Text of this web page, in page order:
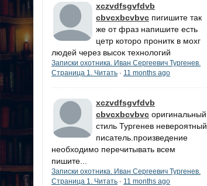
xczvdfsgvfdvb
cbvcxbcvbvc пигишите так
же от фраз напишите есть
цетр которо пронитк в мохг
людей через высок технологий
Записки охотника. Иван Сергеевич Тургенев.
Страница 1. Читать · 11 months ago
xczvdfsgvfdvb
cbvcxbcvbvc оригинальный
стиль Тургенев невероятный
писатель.произведение
необходимо перечитывать всем
пишите...
Записки охотника. Иван Сергеевич Тургенев.
Страница 1. Читать · 11 months ago